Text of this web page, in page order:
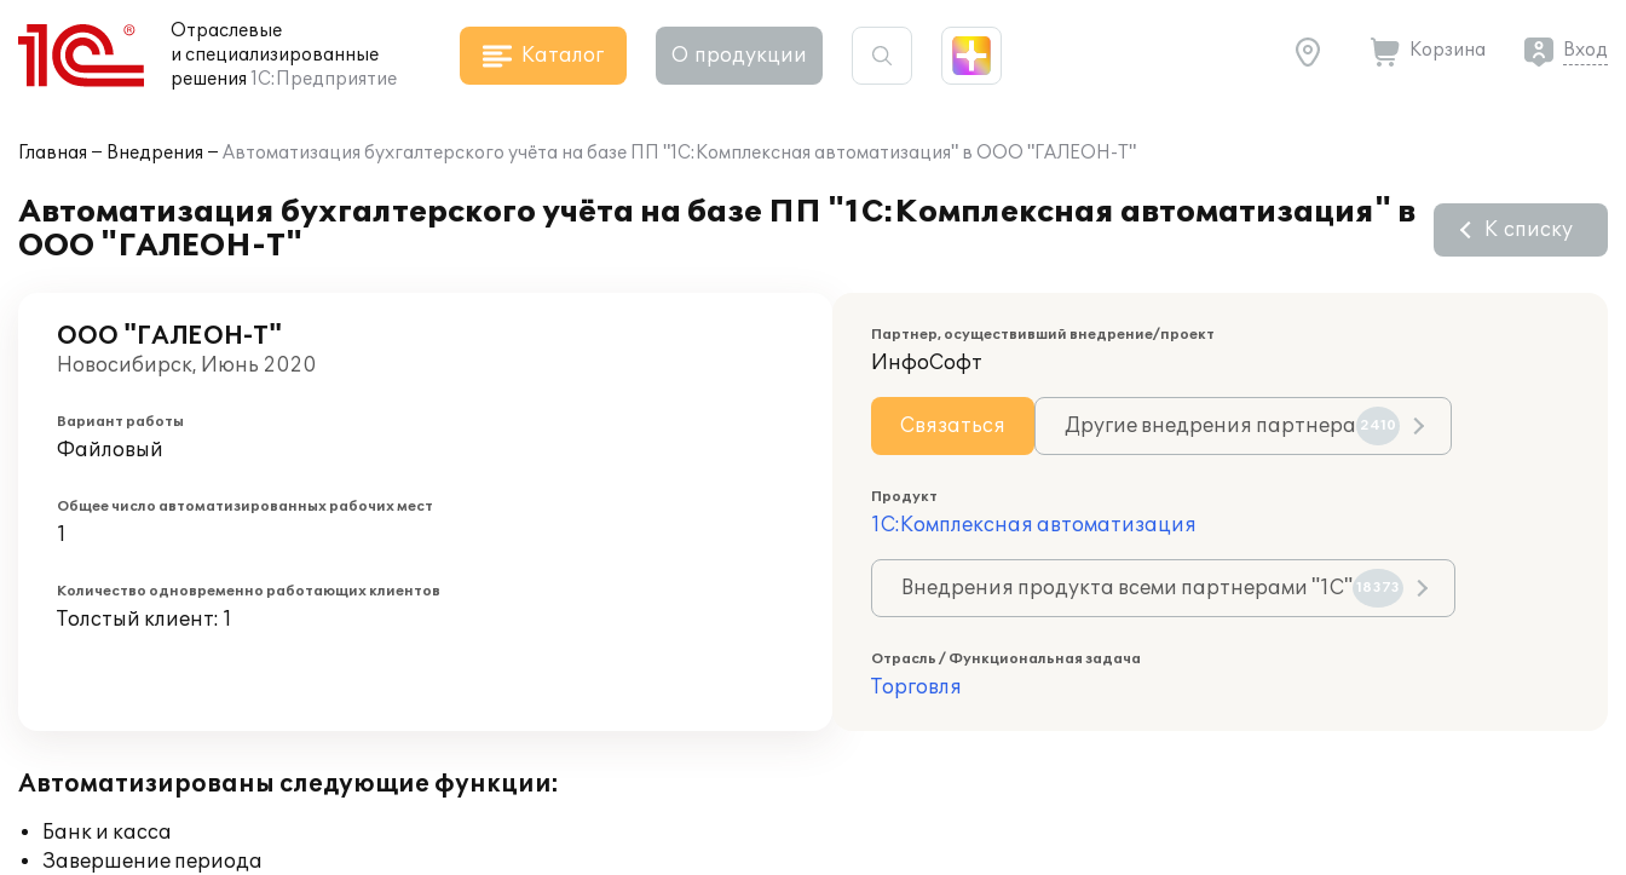
Отраслевые
и специализированные
решения 1С:Предприятие
Каталог О продукции Корзина Вход
Главная Внедрения Автоматизация бухгалтерского учёта на базе ПП "1С:Комплексная автоматизация" в ООО "ГАЛЕОН-Т"
Автоматизация бухгалтерского учёта на базе ПП "1С:Комплексная автоматизация" в
ООО "ГАЛЕОН-Т"
К списку
ООО "ГАЛЕОН-Т"
Новосибирск, Июнь 2020
Вариант работы
Файловый
Общее число автоматизированных рабочих мест
1
Количество одновременно работающих клиентов
Толстый клиент: 1
Партнер, осуществивший внедрение/проект
ИнфоСофт
Связаться Другие внедрения партнера 2410
Продукт
1С:Комплексная автоматизация
Внедрения продукта всеми партнерами "1С" 18373
Отрасль / Функциональная задача
Торговля
Автоматизированы следующие функции:
Банк и касса
Завершение периода